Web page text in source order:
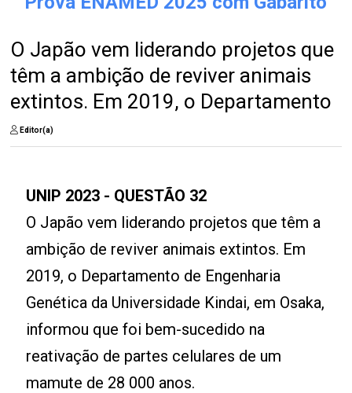
O Japão vem liderando projetos que
têm a ambição de reviver animais
extintos. Em 2019, o Departamento
Editor(a)
UNIP 2023 - QUESTÃO 32
O Japão vem liderando projetos que têm a
ambição de reviver animais extintos. Em
2019, o Departamento de Engenharia
Genética da Universidade Kindai, em Osaka,
informou que foi bem-sucedido na
reativação de partes celulares de um
mamute de 28 000 anos.